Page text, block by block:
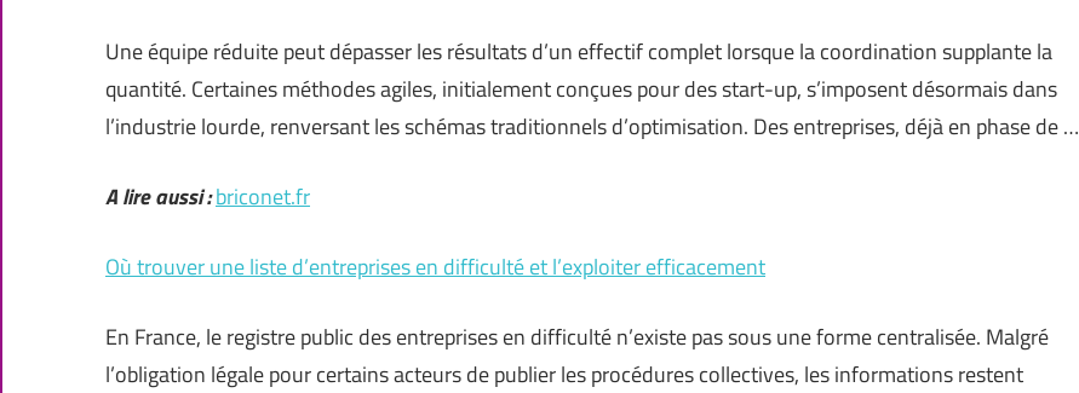
Une équipe réduite peut dépasser les résultats d’un effectif complet lorsque la coordination supplante la
quantité. Certaines méthodes agiles, initialement conçues pour des start-up, s’imposent désormais dans
l’industrie lourde, renversant les schémas traditionnels d’optimisation. Des entreprises, déjà en phase de …
A lire aussi :briconet.fr
Où trouver une liste d’entreprises en difficulté et l’exploiter efficacement
En France, le registre public des entreprises en difficulté n’existe pas sous une forme centralisée. Malgré
l’obligation légale pour certains acteurs de publier les procédures collectives, les informations restent